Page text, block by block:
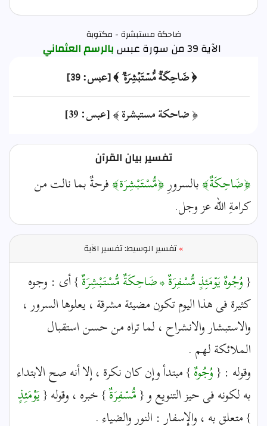
ضاحكة مستبشرة - مكتوبة
الآية 39 من سورة عبس بالرسم العثماني
﴿ ضَاحِكَةٞ مُّسۡتَبۡشِرَةٞ ﴾ [عبس: 39]
﴿ ضاحكة مستبشرة ﴾ [عبس: 39]
تفسير بيان القرآن
﴿ضَاحِكَةٌ﴾بالسرورِ﴿مُّسْتَبْشِرَة﴾فرحةٌ بما نالت من
كرامةِ الله عز وجل .
»تفسير الوسيط: تفسير الآية
{وُجُوهٌ يَوْمَئِذٍ مُّسْفِرَةٌ * ضَاحِكَةٌ مُّسْتَبْشِرَةٌ} أى : وجوه
كثيرة فى هذا اليوم تكون مضيئة مشرقة ، يعلوها السرور ،
والاستبشار والانشراح ، لما تراه من حسن استقبال
الملائكة لهم .
وقوله : {وُجُوهٌ} مبتدأ وإن كان نكرة ، إلا أنه صح الابتداء
به لكونه فى حيز التنويع و {مُّسْفِرَةٌ} خبره ، وقوله {يَوْمَئِذٍ
} متعلق به ، والإِسفار : النور والضياء .